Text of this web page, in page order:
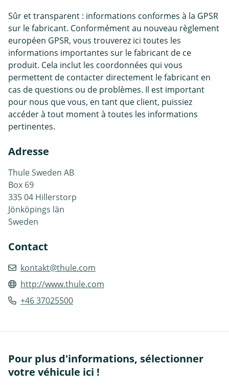
Sûr et transparent : informations conformes à la GPSR
sur le fabricant. Conformément au nouveau règlement
européen GPSR, vous trouverez ici toutes les
informations importantes sur le fabricant de ce
produit. Cela inclut les coordonnées qui vous
permettent de contacter directement le fabricant en
cas de questions ou de problèmes. Il est important
pour nous que vous, en tant que client, puissiez
accéder à tout moment à toutes les informations
pertinentes.
Adresse
Thule Sweden AB
Box 69
335 04 Hillerstorp
Jönköpings län
Sweden
Contact
kontakt@thule.com
http://www.thule.com
+46 37025500
Pour plus d'informations, sélectionner
votre véhicule ici !